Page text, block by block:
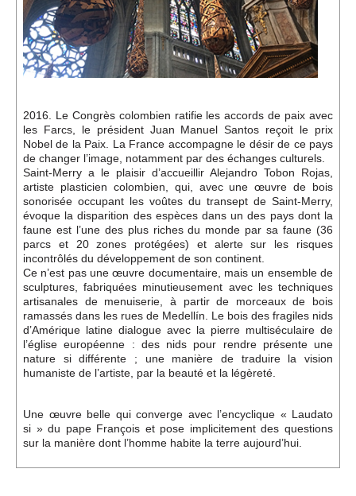
2016. Le Congrès colombien ratifie les accords de paix avec
les Farcs, le président Juan Manuel Santos reçoit le prix
Nobel de la Paix. La France accompagne le désir de ce pays
de changer l’image, notamment par des échanges culturels.
Saint-Merry a le plaisir d’accueillir Alejandro Tobon Rojas,
artiste plasticien colombien, qui, avec une œuvre de bois
sonorisée occupant les voûtes du transept de Saint-Merry,
évoque la disparition des espèces dans un des pays dont la
faune est l’une des plus riches du monde par sa faune (36
parcs et 20 zones protégées) et alerte sur les risques
incontrôlés du développement de son continent.
Ce n’est pas une œuvre documentaire, mais un ensemble de
sculptures, fabriquées minutieusement avec les techniques
artisanales de menuiserie, à partir de morceaux de bois
ramassés dans les rues de Medellín. Le bois des fragiles nids
d’Amérique latine dialogue avec la pierre multiséculaire de
l’église européenne : des nids pour rendre présente une
nature si différente ; une manière de traduire la vision
humaniste de l’artiste, par la beauté et la légèreté.
Une œuvre belle qui converge avec l’encyclique « Laudato
si » du pape François et pose implicitement des questions
sur la manière dont l’homme habite la terre aujourd’hui.